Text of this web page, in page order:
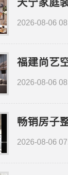
2026-08-06
2026-08-06
2026-08-06